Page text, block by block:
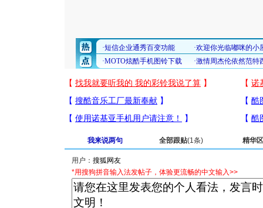
我来说两句 全部跟贴(1条) 精华区
用户：
*用搜狗拼音输入法发帖子，体验更流畅的中文输入>>